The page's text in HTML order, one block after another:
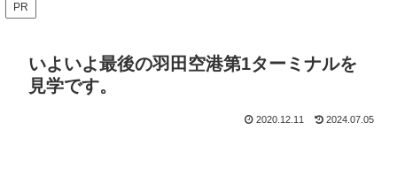
PR
いよいよ最後の羽田空港第1ターミナルを
見学です。
2020.12.11 2024.07.05